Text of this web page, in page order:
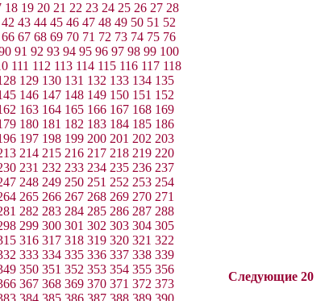
18 19 20 21 22 23 24 25 26 27 28
42 43 44 45 46 47 48 49 50 51 52
66 67 68 69 70 71 72 73 74 75 76
91 92 93 94 95 96 97 98 99 100
111 112 113 114 115 116 117 118
129 130 131 132 133 134 135
146 147 148 149 150 151 152
163 164 165 166 167 168 169
180 181 182 183 184 185 186
197 198 199 200 201 202 203
214 215 216 217 218 219 220
231 232 233 234 235 236 237
248 249 250 251 252 253 254
265 266 267 268 269 270 271
282 283 284 285 286 287 288
299 300 301 302 303 304 305
316 317 318 319 320 321 322
333 334 335 336 337 338 339
350 351 352 353 354 355 356
367 368 369 370 371 372 373
Следующие 20